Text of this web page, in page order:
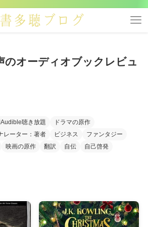
のオーディオブックレビュ
聴き放題
ドラマの原作
レーター：著者 ビジネス
ファンタジー
映画の原作 翻訳 自伝
自己啓発